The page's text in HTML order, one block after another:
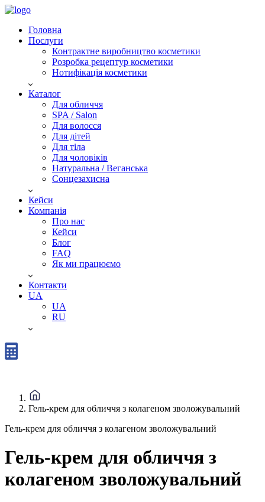
Головна
Послуги
Контрактне виробництво косметики
Розробка рецептур косметики
Нотифікація косметики
Каталог
Для обличчя
SPA / Salon
Для волосся
Для дітей
Для тіла
Для чоловіків
Натуральна / Веганська
Сонцезахисна
Кейси
Компанія
Про нас
Кейси
Блог
FAQ
Як ми працюємо
Контакти
UA
UA
RU
Гель-крем для обличчя з колагеном зволожувальний
Гель-крем для обличчя з колагеном зволожувальний
Гель-крем для обличчя з
колагеном зволожувальний